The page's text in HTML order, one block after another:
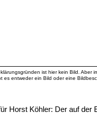
ist hier kein Bild. Aber
es entweder ein Bild oder eine
Horst Köhler: Der auf der